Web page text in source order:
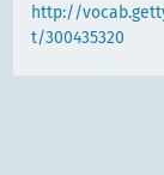
http://
t/300435320